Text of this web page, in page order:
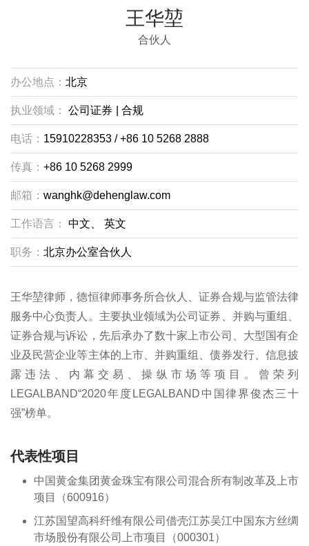
王华堃
合伙人
办公地点： 北京
执业领域： 公司证券 合规
电话： 15910228353 / +86 10 5268 2888
传真： +86 10 5268 2999
邮箱： wanghk@dehenglaw.com
工作语言： 中文、 英文
职务： 北京办公室合伙人
王华堃律师，德恒律师事务所合伙人、证券合规与监管法律
服务中心负责人。主要执业领域为公司证券、并购与重组、
证券合规与诉讼，先后承办了数十家上市公司、大型国有企
业及民营企业等主体的上市、并购重组、债券发行、信息披
露违法、内幕交易、操纵市场等项目。曾荣列
LEGALBAND“2020年度LEGALBAND中国律界俊杰三十
强”榜单。
代表性项目
中国黄金集团黄金珠宝有限公司混合所有制改革及上市
项目（600916）
江苏国望高科纤维有限公司借壳江苏吴江中国东方丝绸
市场股份有限公司上市项目（000301）